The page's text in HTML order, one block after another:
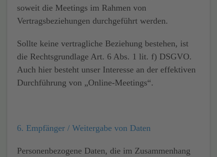
soweit die Meetings im Rahmen von
Vertragsbeziehungen durchgeführt werden.
Sollte keine vertragliche Beziehung bestehen, ist
die Rechtsgrundlage Art. 6 Abs. 1 lit. f) DSGVO.
Auch hier besteht unser Interesse an der effektiven
Durchführung von „Online-Meetings“.
6. Empfänger / Weitergabe von Daten
Personenbezogene Daten, die im Zusammenhang